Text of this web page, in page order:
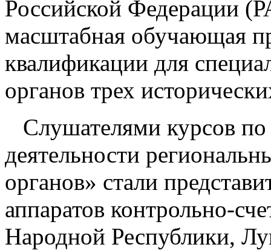
Российской Федерации
масштабная обучающая
квалификации для
органов трех
Слушателями курсов
деятельности
органов» стали
аппаратов контрольно-
Народной Республики,